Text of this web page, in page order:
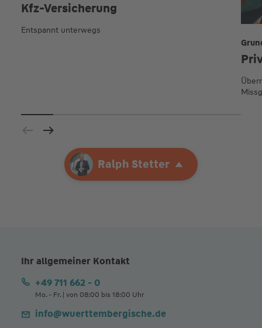
Ihre AgenturRalph Stetter
Ralph Stetter
Kfz-Versicherung
Entspannt unterwegs
Ihr allgemeiner Kontakt
+49 711 662 - 0
Mo. - Fr. | von 08:00 bis 18:00 Uhr
info@wuerttembergische.de